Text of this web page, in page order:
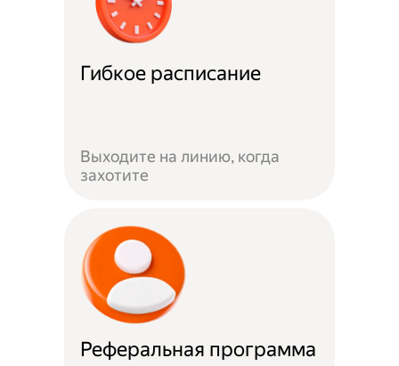
Гибкое расписание
Выходите на линию, когда
захотите
Реферальная программа